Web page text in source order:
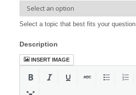
Select a topic that best fits your question.
Description
INSERT IMAGE